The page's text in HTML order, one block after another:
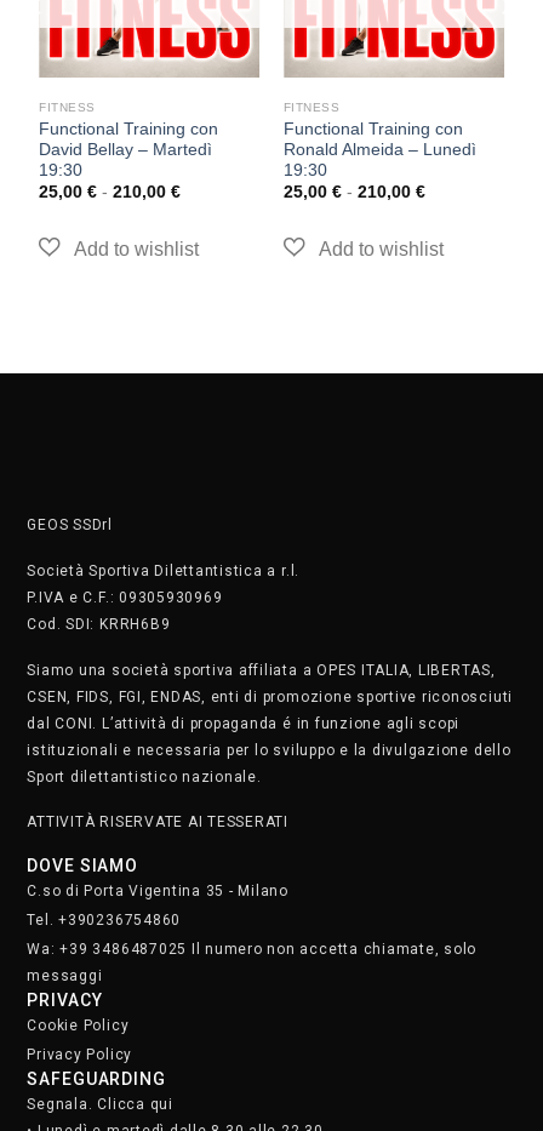
FITNESS
Functional Training con
David Bellay – Martedì
19:30
25,00€ - 210,00€
FITNESS
Functional Training con
Ronald Almeida – Lunedì
19:30
25,00 € - 210,00 €
GEOS SSDrl
Società Sportiva Dilettantistica a r.l.
P.IVA e C.F.: 09305930969
Cod. SDI: KRRH6B9
Siamo una società sportiva affiliata a OPES ITALIA, LIBERTAS,
CSEN, FIDS, FGI, ENDAS, enti di promozione sportive riconosciuti
dal CONI. L’attività di propaganda é in funzione agli scopi
istituzionali e necessaria per lo sviluppo e la divulgazione dello
Sport dilettantistico nazionale.
ATTIVITÀ RISERVATE AI TESSERATI
DOVE SIAMO
C.so di Porta Vigentina 35 - Milano
Tel. +390236754860
Wa: +39 3486487025 Il numero non accetta chiamate, solo
messaggi
PRIVACY
Cookie Policy
Privacy Policy
SAFEGUARDING
Segnala. Clicca qui